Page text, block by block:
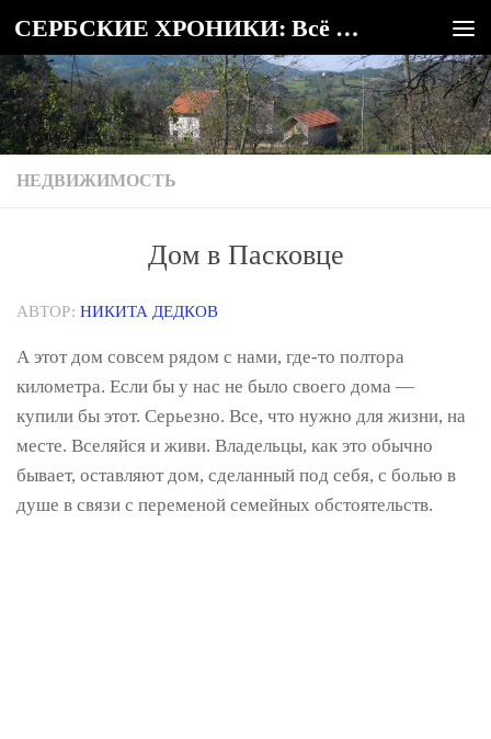
Под записью СЕРБСКИЕ ХРОНИКИ: Всё о Сербии
НЕДВИЖИМОСТЬ
Дом в Пасковце
АВТОР: НИКИТА ДЕДКОВ
А этот дом совсем рядом с нами, где-то полтора
километра. Если бы у нас не было своего дома —
купили бы этот. Серьезно. Все, что нужно для жизни, на
месте. Вселяйся и живи. Владельцы, как это обычно
бывает, оставляют дом, сделанный под себя, с болью в
душе в связи с переменой семейных обстоятельств.